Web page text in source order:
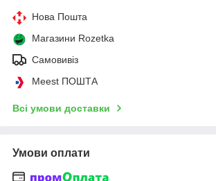
Нова Пошта
Магазини Rozetka
Самовивіз
Meest ПОШТА
Всі умови доставки
Умови оплати